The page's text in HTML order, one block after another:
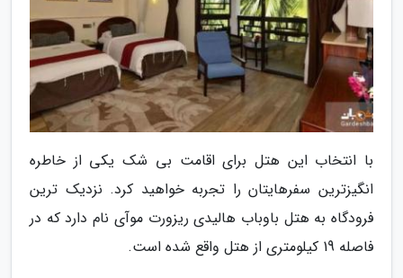
با انتخاب این هتل برای اقامت بی شک یکی از خاطره
انگیزترین سفرهایتان را تجربه خواهید کرد. نزدیک ترین
فرودگاه به هتل باوباب هالیدی ریزورت موآی نام دارد که در
فاصله 19 کیلومتری از هتل واقع شده است.